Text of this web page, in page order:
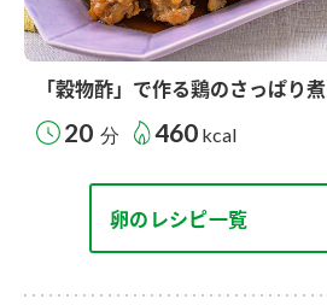
「穀物酢」で作る鶏のさっぱり煮
20 分 460 kcal
卵のレシピ一覧